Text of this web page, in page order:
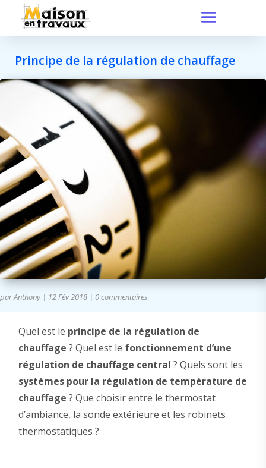
Principe de la régulation de chauffage
parAnthony| 12 Fév 2018 | 0 commentaires
Quel est le principe de la régulation de
chauffage ? Quel est le fonctionnement d’une
régulation de chauffage central ? Quels sont les
systèmes pour la régulation de température de
chauffage ? Que choisir entre le thermostat
d’ambiance, la sonde extérieure et les robinets
thermostatiques ?